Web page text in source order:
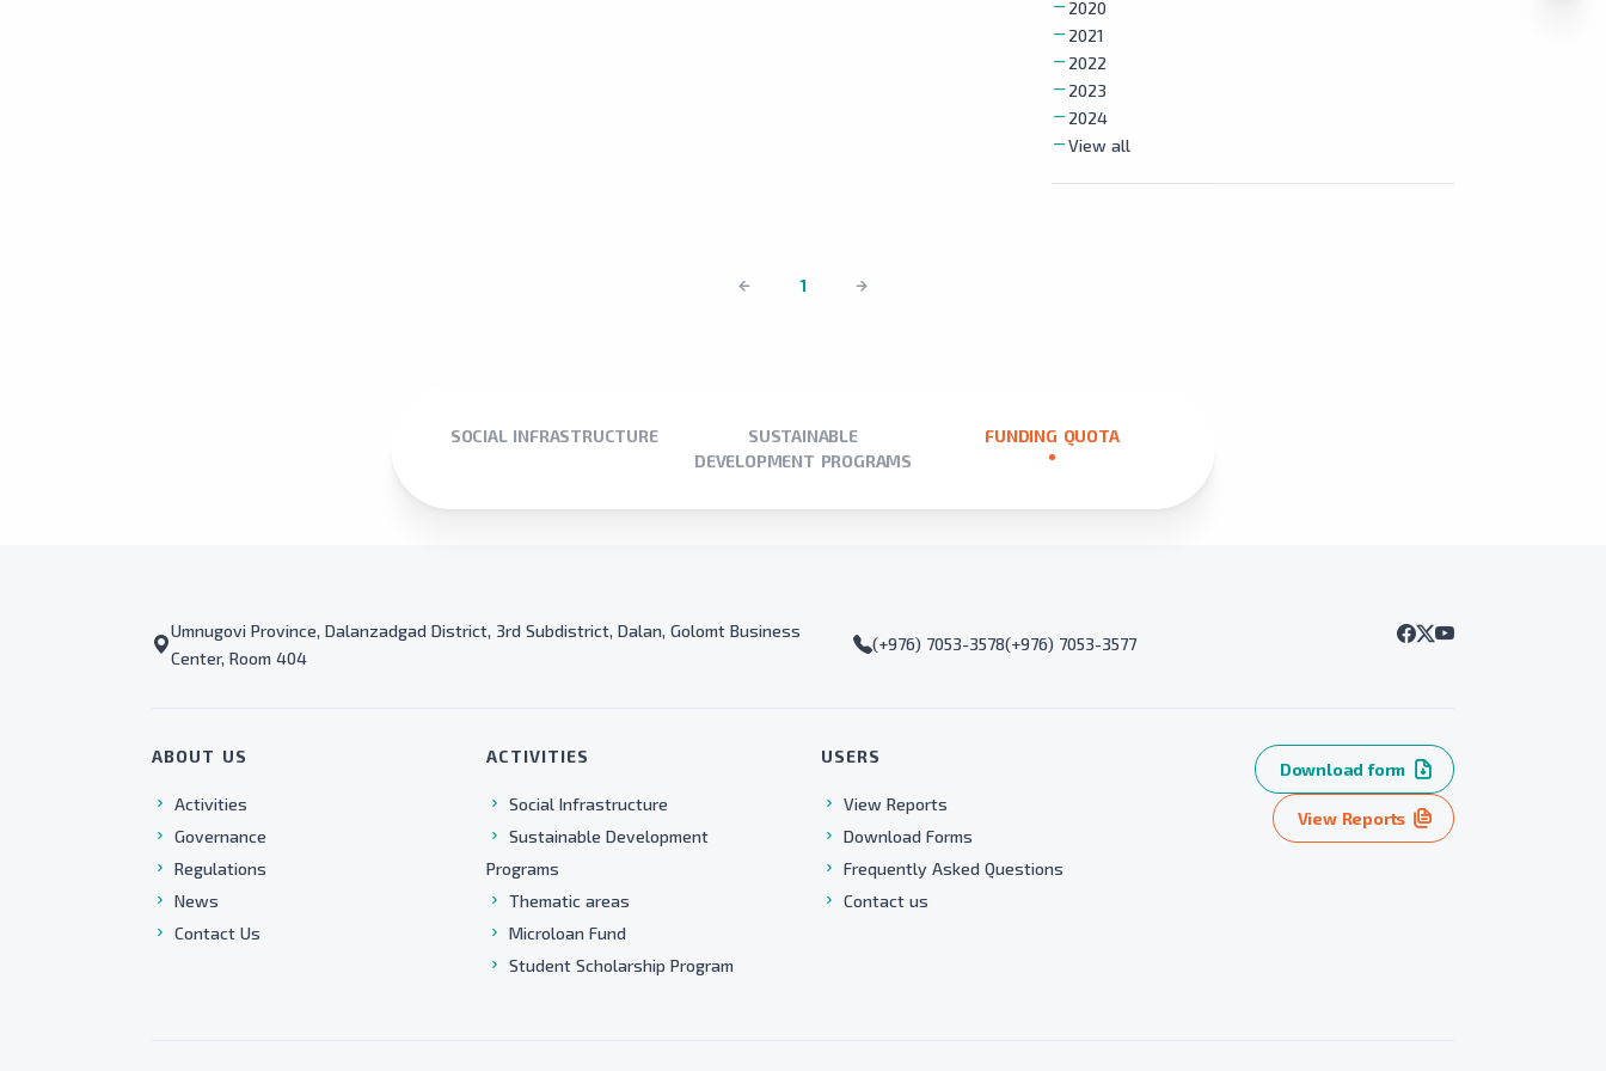
2020
2021
2022
2023
2024
View all
1
SOCIAL INFRASTRUCTURE
SUSTAINABLE
DEVELOPMENT PROGRAMS
FUNDING QUOTA
Umnugovi Province, Dalanzadgad District, 3rd Subdistrict, Dalan, Golomt Business
Center, Room 404
(+976) 7053-3578(+976) 7053-3577
ABOUT US
Activities
Governance
Regulations
News
Contact Us
ACTIVITIES
Social Infrastructure
Sustainable Development
Programs
Thematic areas
Microloan Fund
Student Scholarship Program
USERS
View Reports
Download Forms
Frequently Asked Questions
Contact us
Download form
View Reports